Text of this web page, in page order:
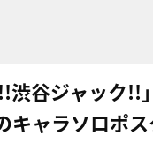
渋谷ジャック!!
キャラソロポ